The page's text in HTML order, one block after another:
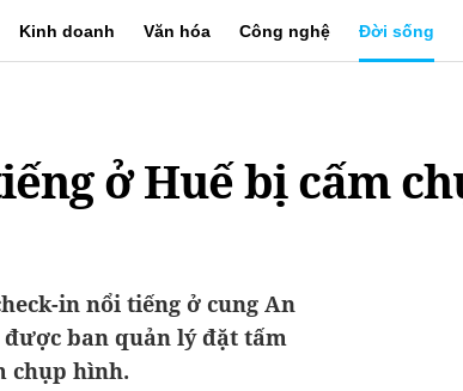
Kinh doanh Văn hóa Công nghệ Đời sống
ở Huế bị cấm
in nổi tiếng ở cung An
ban quản lý đặt tấm
chụp hình.